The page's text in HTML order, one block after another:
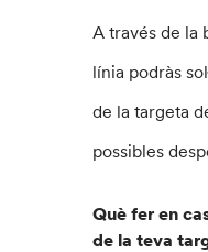
A través de la
línia podràs
de la targeta
possibles
Què fer en
de la teva